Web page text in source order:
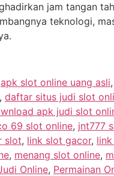
jam tangan
teknologi,
apk slot online uang asli,
, daftar situs judi slot
apk judi slot
69 slot online, jnt777
slot, link slot gacor,
, menang slot online,
Online, Permainan